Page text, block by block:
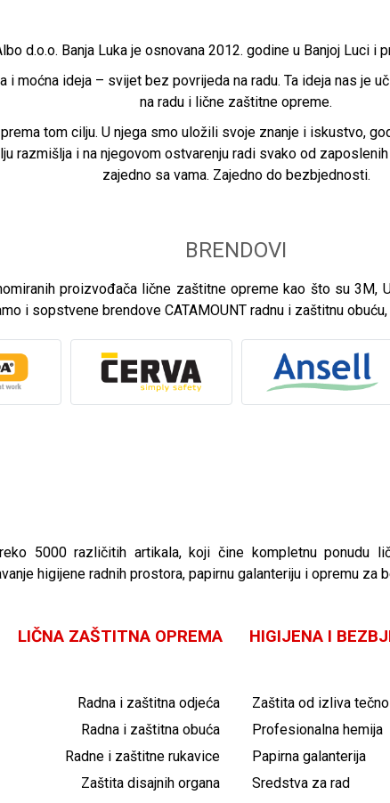
d.o.o. Banja Luka je osnovana 2012. godine u Banjoj Luci i
i moćna ideja – svijet bez povrijeda na radu. Ta ideja nas je
na radu i lične zaštitne opreme.
tom cilju. U njega smo uložili svoje znanje i iskustvo,
razmišlja i na njegovom ostvarenju radi svako od
zajedno sa vama. Zajedno do bezbjednosti.
BRENDOVI
proizvođača lične zaštitne opreme kao što su 3M,
i sopstvene brendove CATAMOUNT radnu i zaštitnu
5000 različitih artikala, koji čine kompletnu ponudu
higijene radnih prostora, papirnu galanteriju i opremu za
LIČNA ZAŠTITNA OPREMA
Radna i zaštitna odjeća
Radna i zaštitna obuća
Radne i zaštitne rukavice
Zaštita disajnih organa
HIGIJENA I
Zaštita od izliva
Profesionalna hemija
Papirna galanterija
Sredstva za rad